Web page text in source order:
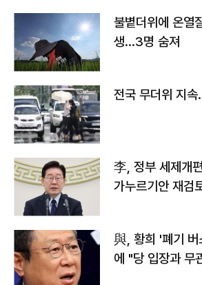
불볕더위에 온열
생…3명 숨져
전국 무더위 지
李, 정부 세제개
가누르기안 재검
與, 황희 '폐기 버
에 "당 입장과 무